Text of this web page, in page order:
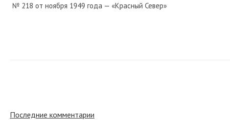
№ 218 от ноября 1949 года — «Красный Север»
№ 63 от марта 1979 года — «Красный Север»
Последние комментарии